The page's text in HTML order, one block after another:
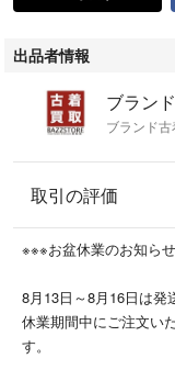
出品者情報
ブランド
取引の評価
※※※お盆休業のお知ら
8月13日～8月16日は発
休業期間中にご注文い
す。